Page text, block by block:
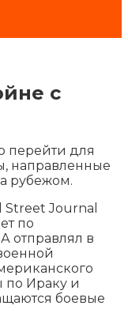
с
перейти для
направленные
рубежом.
Journal
по
отправлял в
Ираку и
боевые